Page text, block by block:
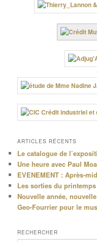
ARTICLES RÉCENTS
Le catalogue de
Une heure avec Paul
EVENEMENT : Après-
Les sorties du
Nouvelle année,
Geo-Fourrier pour le
RECHERCHER